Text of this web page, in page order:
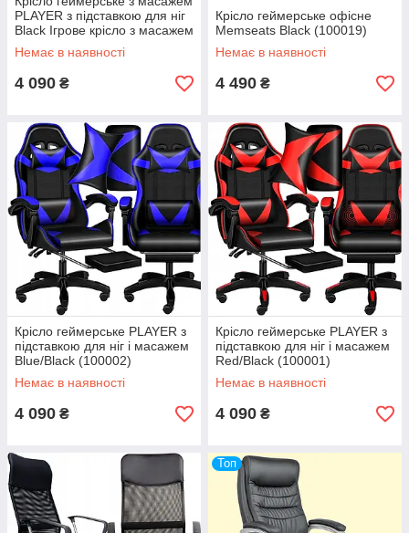
PLAYER з підставкою для ніг
Black Ігрове крісло з масажем
Немає в наявності
4 090 ₴
Крісло геймерське офісне
Memseats Black (100019)
Немає в наявності
4 490 ₴
Крісло геймерське PLAYER з
підставкою для ніг і масажем
Blue/Black (100002)
Немає в наявності
4 090 ₴
Крісло геймерське PLAYER з
підставкою для ніг і масажем
Red/Black (100001)
Немає в наявності
4 090 ₴
Топ